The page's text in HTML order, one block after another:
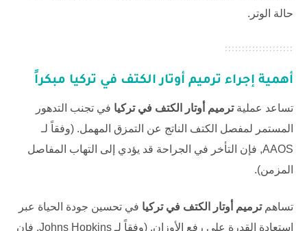
حالة الوتر.
أهمية إجراء ترميم أوتار الكتف في تركيا مبكراً
تساعد عمليةترميم أوتار الكتف في تركيا في تجنب التدهور
المستمر لمفصل الكتف الناتج عن التمزق المهمل. (وفقاً لـ
AAOS, فإن التأخر في الجراحة قد يؤدي إلى التهاب المفاصل
المزمن).
تساهمترميم أوتار الكتف في تركيا في تحسين جودة الحياة عبر
استعادة القدرة على رفع الأوزان. (وفقاً لـ Johns Hopkins, فإن